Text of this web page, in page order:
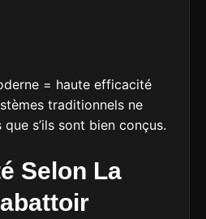
= haute efficacité
traditionnels ne
s’ils sont bien conçus.
Selon La